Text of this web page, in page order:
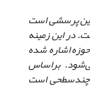
پرسشی است
در این زمینه
اشاره شده
شود. براساس
چندسطحی است